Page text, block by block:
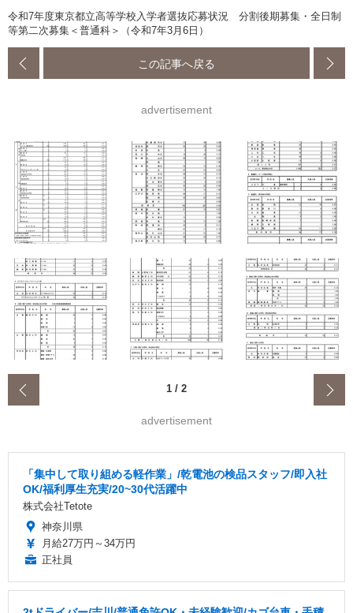
令和7年度東京都立高等学校入学者選抜応募状況 分割後期募集・全日制
等第二次募集＜普通科＞（令和7年3月6日）
この記事へ戻る
advertisement
1 / 2
advertisement
「集中して取り組める軽作業」/乾電池の検品スタッフ/即入社
OK/福利厚生充実/20~30代活躍中
株式会社Tetote
神奈川県
月給27万円～34万円
正社員